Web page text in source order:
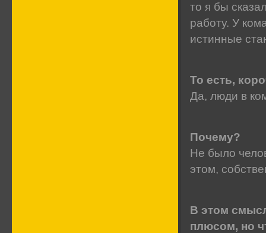
то я бы
работу. У
истинные
То есть,
Да, люди в
Почему?
Не было
этом,
В этом
плюсом, но